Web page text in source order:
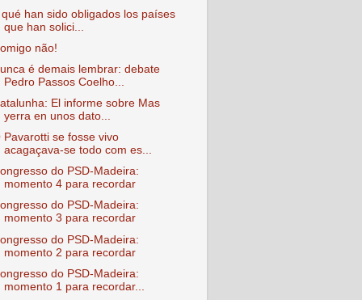
qué han sido obligados los países
que han solici...
não!
é demais lembrar: debate
Pedro Passos Coelho...
El informe sobre Mas
yerra en unos dato...
Pavarotti se fosse vivo
acagaçava-se todo com es...
do PSD-Madeira:
momento 4 para recordar
do PSD-Madeira:
momento 3 para recordar
do PSD-Madeira:
momento 2 para recordar
do PSD-Madeira:
momento 1 para recordar...